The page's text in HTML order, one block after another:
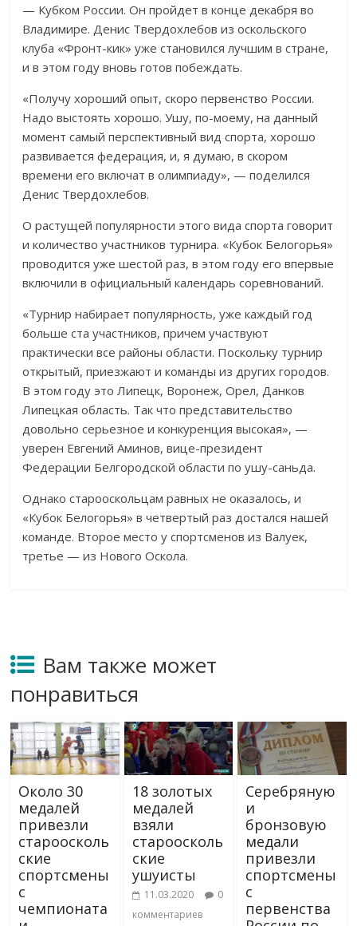
— Кубком России. Он пройдет в конце декабря во
Владимире. Денис Твердохлебов из оскольского
клуба «Фронт-кик» уже становился лучшим в стране,
и в этом году вновь готов побеждать.
«Получу хороший опыт, скоро первенство России.
Надо выстоять хорошо. Ушу, по-моему, на данный
момент самый перспективный вид спорта, хорошо
развивается федерация, и, я думаю, в скором
времени его включат в олимпиаду», — поделился
Денис Твердохлебов.
О растущей популярности этого вида спорта говорит
и количество участников турнира. «Кубок Белогорья»
проводится уже шестой раз, в этом году его впервые
включили в официальный календарь соревнований.
«Турнир набирает популярность, уже каждый год
больше ста участников, причем участвуют
практически все районы области. Поскольку турнир
открытый, приезжают и команды из других городов.
В этом году это Липецк, Воронеж, Орел, Данков
Липецкая область. Так что представительство
довольно серьезное и конкуренция высокая», —
уверен Евгений Аминов, вице-президент
Федерации Белгородской области по ушу-саньда.
Однако старооскольцам равных не оказалось, и
«Кубок Белогорья» в четвертый раз достался нашей
команде. Второе место у спортсменов из Валуек,
третье — из Нового Оскола.
Вам также может
понравиться
Около 30
медалей
привезли
староосколь
ские
спортсмены
с
чемпионата
18 золотых
медалей
взяли
староосколь
ские
ушуисты
11.03.2020
0
комментариев
Серебряную
и
бронзовую
медали
привезли
спортсмены
с
первенства